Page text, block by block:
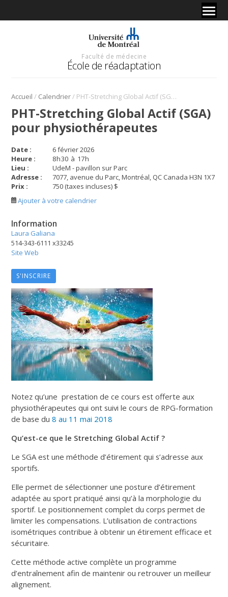
Faculté de médecine
École de réadaptation
Accueil / Calendrier/ PHT-Stretching Global Actif (SGA) pour physiothérapeutes
PHT-Stretching Global Actif (SGA)
pour physiothérapeutes
Date :
6 février 2026
Heure :
8h30 à 17h
Lieu :
UdeM - pavillon sur Parc
Adresse :
7077, avenue du Parc, Montréal, QC Canada H3N 1X7
Prix :
750 (taxes incluses) $
Ajouter à votre calendrier
Information
Laura Galiana
514-343-6111 x33245
Site Web
S'INSCRIRE
Notez qu’une prestation de ce cours est offerte aux
physiothérapeutes qui ont suivi le cours de RPG-formation
de base du8 au 11 mai 2018
Qu’est-ce que le Stretching Global Actif ?
Le SGA est une méthode d’étirement qui s’adresse aux
sportifs.
Elle permet de sélectionner une posture d’étirement
adaptée au sport pratiqué ainsi qu’à la morphologie du
sportif. Le positionnement complet du corps permet de
limiter les compensations. L’utilisation de contractions
isométriques contribue à obtenir un étirement efficace et
sécuritaire.
Cette méthode active complète un programme
d’entraînement afin de maintenir ou retrouver un meilleur
alignement.